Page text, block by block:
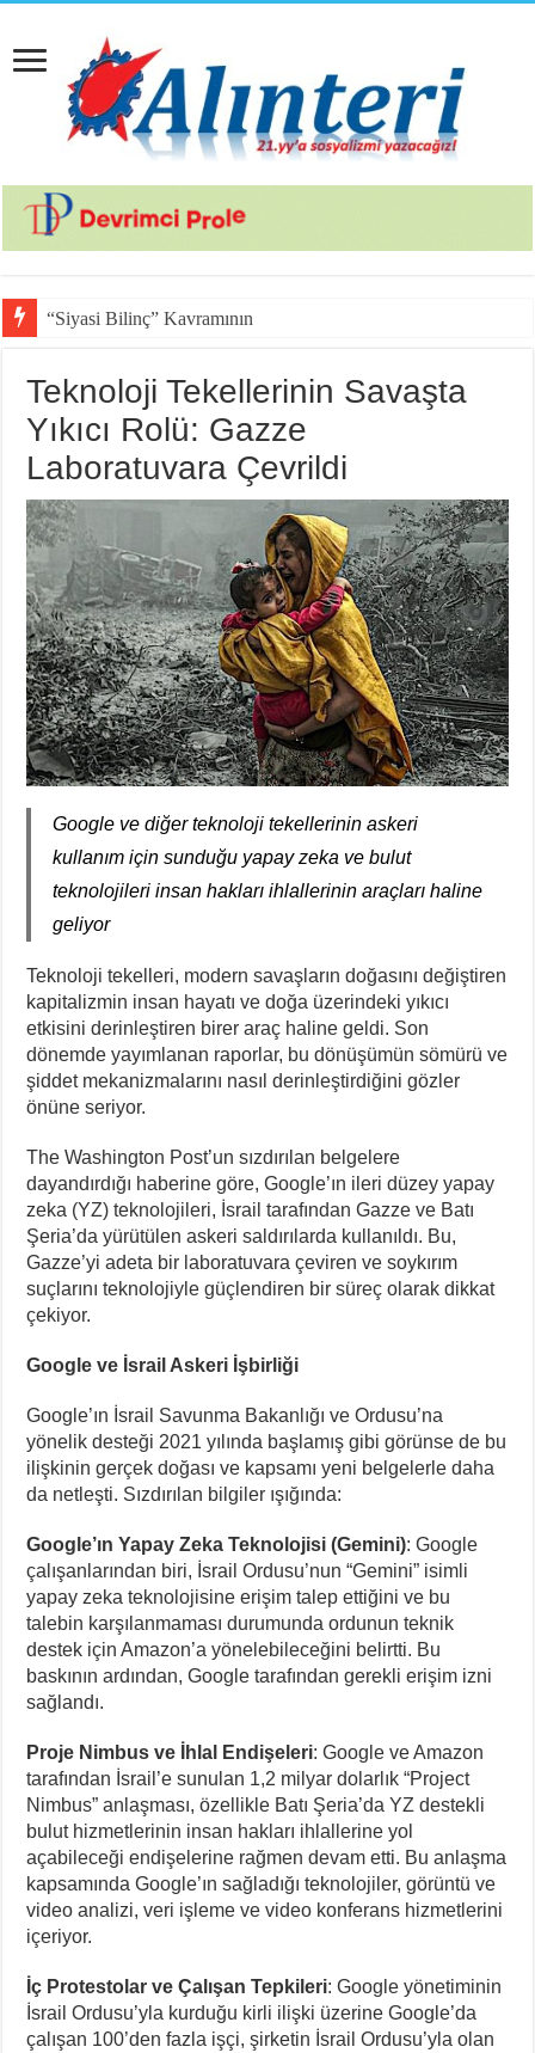
“Siyasi Bilinç” Kavramının Unsurları
Teknoloji Tekellerinin Savaşta
Yıkıcı Rolü: Gazze
Laboratuvara Çevrildi
Google ve diğer teknoloji tekellerinin askeri
kullanım için sunduğu yapay zeka ve bulut
teknolojileri insan hakları ihlallerinin araçları haline
geliyor
Teknoloji tekelleri, modern savaşların doğasını değiştiren
kapitalizmin insan hayatı ve doğa üzerindeki yıkıcı
etkisini derinleştiren birer araç haline geldi. Son
dönemde yayımlanan raporlar, bu dönüşümün sömürü ve
şiddet mekanizmalarını nasıl derinleştirdiğini gözler
önüne seriyor.
The Washington Post’un sızdırılan belgelere
dayandırdığı haberine göre, Google’ın ileri düzey yapay
zeka (YZ) teknolojileri, İsrail tarafından Gazze ve Batı
Şeria’da yürütülen askeri saldırılarda kullanıldı. Bu,
Gazze’yi adeta bir laboratuvara çeviren ve soykırım
suçlarını teknolojiyle güçlendiren bir süreç olarak dikkat
çekiyor.
Google ve İsrail Askeri İşbirliği
Google’ın İsrail Savunma Bakanlığı ve Ordusu’na
yönelik desteği 2021 yılında başlamış gibi görünse de bu
ilişkinin gerçek doğası ve kapsamı yeni belgelerle daha
da netleşti. Sızdırılan bilgiler ışığında:
Google’ın Yapay Zeka Teknolojisi (Gemini): Google
çalışanlarından biri, İsrail Ordusu’nun “Gemini” isimli
yapay zeka teknolojisine erişim talep ettiğini ve bu
talebin karşılanmaması durumunda ordunun teknik
destek için Amazon’a yönelebileceğini belirtti. Bu
baskının ardından, Google tarafından gerekli erişim izni
sağlandı.
Proje Nimbus ve İhlal Endişeleri: Google ve Amazon
tarafından İsrail’e sunulan 1,2 milyar dolarlık “Project
Nimbus” anlaşması, özellikle Batı Şeria’da YZ destekli
bulut hizmetlerinin insan hakları ihlallerine yol
açabileceği endişelerine rağmen devam etti. Bu anlaşma
kapsamında Google’ın sağladığı teknolojiler, görüntü ve
video analizi, veri işleme ve video konferans hizmetlerini
içeriyor.
İç Protestolar ve Çalışan Tepkileri: Google yönetiminin
İsrail Ordusu’yla kurduğu kirli ilişki üzerine Google’da
çalışan 100’den fazla işçi, şirketin İsrail Ordusu’yla olan